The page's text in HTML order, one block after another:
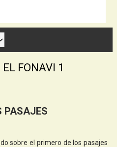
FONAVI 1
PASAJES
sobre el primero de los pasajes